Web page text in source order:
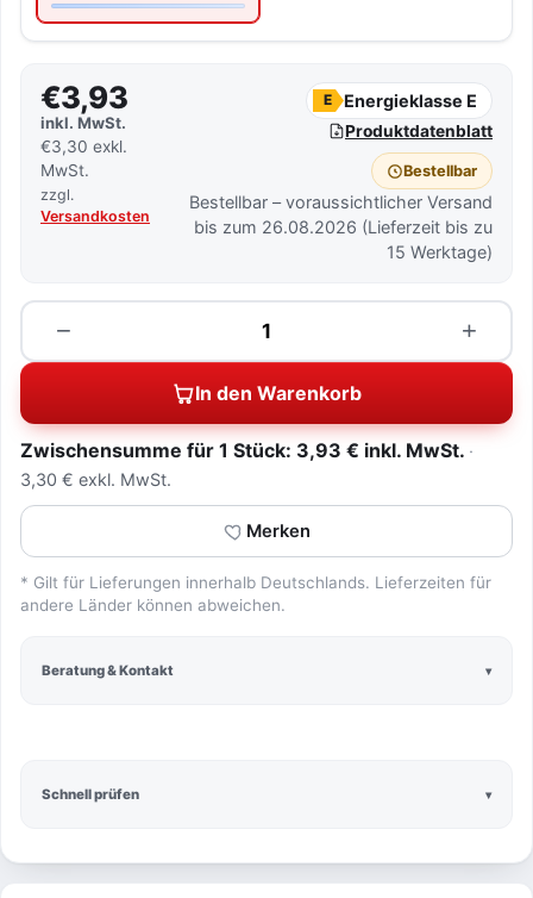
Schnell prüfen
€3,93
inkl. MwSt.
€3,30 exkl.
MwSt.
zzgl.
Versandkosten
E Energieklasse E
Produktdatenblatt
Bestellbar
Bestellbar – voraussichtlicher Versand
bis zum 26.08.2026 (Lieferzeit bis zu
15 Werktage)
−
Menge +
In den Warenkorb
Zwischensumme für 1 Stück: 3,93 € inkl. MwSt.
3,30 € exkl. MwSt.
Merken
* Gilt für Lieferungen innerhalb Deutschlands. Lieferzeiten für
andere Länder können abweichen.
Beratung & Kontakt